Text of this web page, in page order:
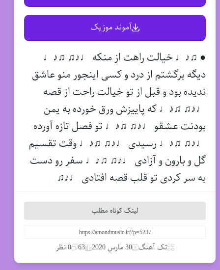
آموند موزیک
● ♫♪♩ خیالت راهت از منکه ♩♪♫ ♫♪♩
دیگه برگشتم از درد و کسی اینجور منو عاشق
ندیده بود و قبل از تو خیالت راحت از قصه
♩♪♫ ♫♪♩ که پاییزش ورق خورده به یمن
بودنت عشقو ♩♪♫ ♫♪♩ تو فصل تازه آورده
♩♪♫ ♫♪♩ رسیدی ♩♪♫ ♫♪♩ وقت تقسیم
گل و بارون و آزادی ♩♪♫ ♫♪♩ سفر رو دست
به سر کردی تو قلب قصه افتادی ♩♪♫
لینک کوتاه مطلب
تک آهنگ 30 مارس 2020 63 0 نظر